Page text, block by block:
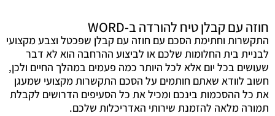
חוזה עם קבלן טיח להורדה ב-WORD
התקשרות וחתימת הסכם עם חוזה עם קבלן שפכטל וצבע מקצועי
לבניית בית החלומות שלכם או לביצוע ההרחבה הוא לא דבר
שעושים בכל יום אלא לכל היותר כמה פעמים במהלך החיים ולכן,
חשוב לוודא שאתם חותמים על הסכם התקשרות מקצועי שמעגן
את כל ההסכמות בינכם ומכיל את כל הסעיפים הדרושים לקבלת
תמורה מלאה להזמנת שירותי האדריכלות שלכם.